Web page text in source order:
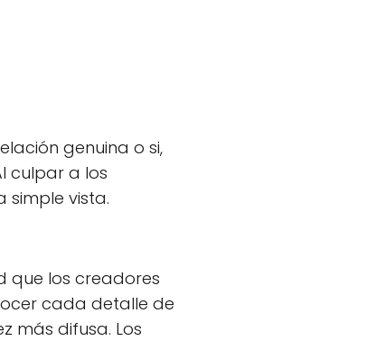
genuina o si,
culpar a los
simple vista.
que los creadores
cada detalle de
más difusa. Los